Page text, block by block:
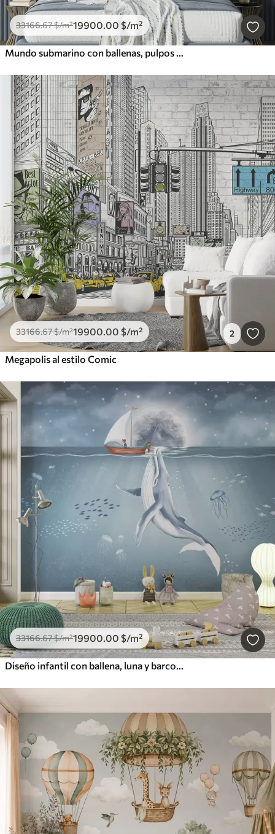
33166.67$/m²19900.00 $/m²
Mundo submarino con ballenas, pulpos y tortugas
33166.67$/m²19900.00 $/m² 2
Megapolis al estilo Comic
33166.67$/m²19900.00 $/m²
Diseño infantil con ballena, luna y barco con niños